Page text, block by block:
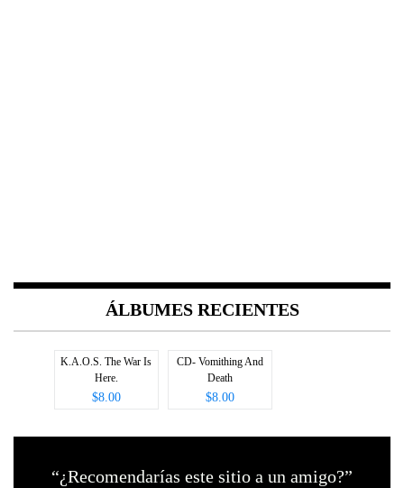
ÁLBUMES RECIENTES
K.A.O.S. The War Is
Here.
$8.00
CD- Vomithing And
Death
$8.00
“¿Recomendarías este sitio a un amigo?”